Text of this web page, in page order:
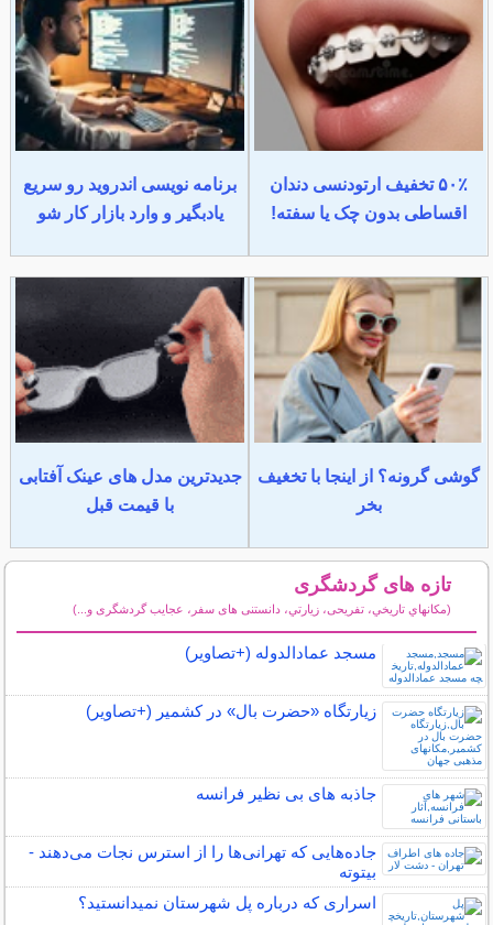
۵۰٪ تخفیف ارتودنسی دندان
اقساطی بدون چک یا سفته!
برنامه نویسی اندروید رو سریع
یادبگیر و وارد بازار کار شو
گوشی گرونه؟ از اینجا با تخغیف
بخر
جدیدترین مدل های عینک آفتابی
با قیمت قبل
تازه های گردشگری
(مكانهاي تاريخي، تفریحی، زيارتي، دانستنی های سفر، عجایب گردشگری و...)
مسجد عمادالدوله (+تصاویر)
زیارتگاه «حضرت بال» در کشمیر (+تصاویر)
جاذبه های بی نظیر فرانسه
جاده‌هایی که تهرانی‌ها را از استرس نجات می‌دهند -
بیتوته
اسراری که درباره پل شهرستان نمیدانستید؟